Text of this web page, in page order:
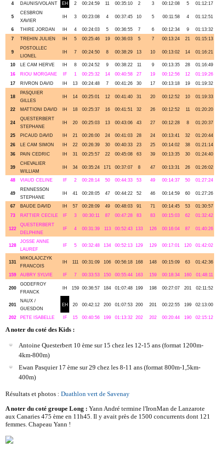
4 DAUNIS/VOLANT EH 2 00:24:59 11 00:35:10 2 3 00:12:08 5 01:12:17
5
CESBRON
XAVIER
IH 3 00:23:08 4 00:37:45 10 5 00:11:58 4 01:12:51
6 THIRE JORDAN IH 4 00:24:03 5 00:36:55 7 6 00:12:34 9
01:13:32
7
TREHIN JULIEN IH 5 00:25:46 19 00:36:03 5 7 00:13:24 21 01:15:13
9
POSTOLLEC
LIONEL
IH 7 00:24:50 8 00:38:29 13 10 00:13:02 14 01:16:21
10 LE CAM HERVE IH 8 00:24:52 9 00:38:22 11 9 00:13:35 28
01:16:49
16
RIOU MORGANE IF 1 00:25:32 14 00:40:58 27 19 00:12:56 12
01:19:26
17
RIVRON DAVID IH 13 00:24:48 7 00:41:26 30 17 00:13:18 19 01:19:32
18
PASQUIER
GILLES
IH 14 00:25:01 12 00:41:40 31 20 00:12:52 10 01:19:33
22 MATTIONI DAVID IH 18 00:25:37 16 00:41:51 32 26 00:12:52 11 01:20:20
24
QUESTERBERT
STEPHANE
IH 20 00:25:03 13 00:43:06 43 27 00:12:28 8 01:20:37
25 PICAUD DAVID IH 21 00:26:00 24 00:41:03 28 24 00:13:41 32
01:20:44
26
LE CAM SIMON IH 22 00:26:39 30 00:40:33 23 25 00:14:02 38
01:21:14
36
PAIN CEDRIC IH 31 00:25:57 22 00:45:08 63 39 00:13:35 30 01:24:40
39
CHEVALIER
WILLIAM
IH 34 00:35:24 171 00:37:07 8 47 00:13:31 26 01:26:02
48 VIAUD CELINE IF 2 00:28:14 50 00:44:33 53 49 00:14:37 50 01:27:24
49
RENNESSON
STEPHANE
IH 41 00:28:05 47 00:44:22 52 46 00:14:59 60 01:27:26
67 BAUDE DAVID IH 57 00:28:09 49 00:48:03 91 71 00:14:45 53
01:30:57
73
RATTIER CECILE IF 3 00:30:11 87 00:47:28 83 83 00:15:03 62 01:32:42
122
QUESTERBERT
DELPHINE
IF 4 00:31:39 113 00:52:43 133 126 00:16:04 87 01:40:26
128
JOSSE ANNE
LAUREF
IF 5 00:32:48 134 00:52:13 129 129 00:17:01 120 01:42:02
131
MIKOLAJCZYK
FRANCOIS
IH 111 00:31:09 106 00:56:18 168 148 00:15:09 63 01:42:36
159 AUBRY SYLVIE IF 7 00:33:53 150 00:55:44 163 159 00:18:34 160 01:48:11
200
GODEFROY
FRANCK
IH 159 00:36:57 184 01:07:48 199 198 00:27:07 201 02:11:52
201
NAUX /
GUESDON
EH 20 00:42:12 200 01:07:53 200 201 00:22:55 199 02:13:00
202 PETE ISABELLE IF 15 00:40:56 199 01:13:32 202 202 00:20:44 190 02:15:12
A noter du coté des Kids :
Antoine Questerbert 10 ème sur 15 chez les 12-15 ans (format 1200m-
4km-800m)
Ewan Pasquier 17 ème sur 29 chez les 8-11 ans (format 800m-1,5km-
400m)
Résultats et photos :Duathlon vert de Savenay
A noter du coté groupe Long :Yann André termine l'IronMan de Lanzarote
aux Canaries 475 ème en 11h45. Il y avait près de 1500 concurrents dont 121
femmes. Chapeau Yann !